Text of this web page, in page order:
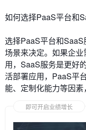
如何选择PaaS平台和
选择PaaS平台和
场景来决定。如果企
用，SaaS服务是更好
活部署应用，PaaS平
能、定制化能力等因素
即可开启业绩增长